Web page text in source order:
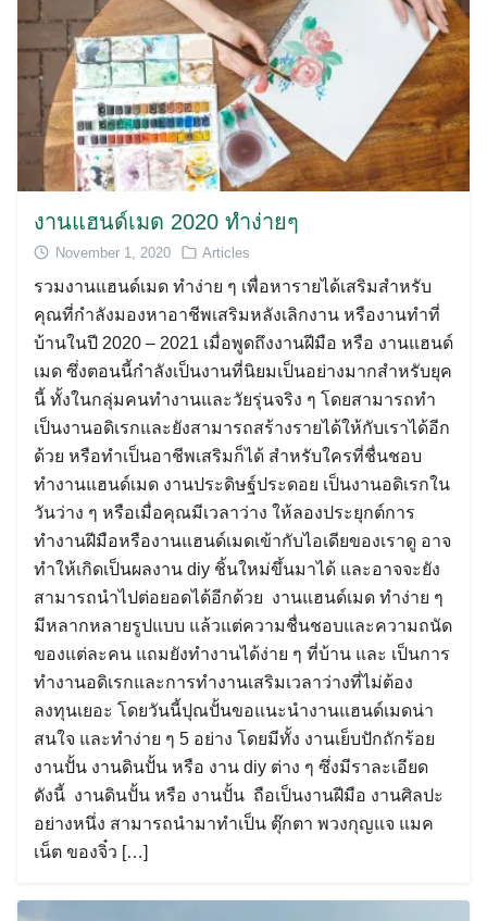
งานแฮนด์เมด 2020 ทำง่ายๆ
November 1, 2020 Articles
รวมงานแฮนด์เมด ทำง่าย ๆ เพื่อหารายได้เสริมสำหรับ
คุณที่กำลังมองหาอาชีพเสริมหลังเลิกงาน หรืองานทำที่
บ้านในปี 2020 – 2021 เมื่อพูดถึงงานฝีมือ หรือ งานแฮนด์
เมด ซึ่งตอนนี้กำลังเป็นงานที่นิยมเป็นอย่างมากสำหรับยุค
นี้ ทั้งในกลุ่มคนทำงานและวัยรุ่นจริง ๆ โดยสามารถทำ
เป็นงานอดิเรกและยังสามารถสร้างรายได้ให้กับเราได้อีก
ด้วย หรือทำเป็นอาชีพเสริมก็ได้ สำหรับใครที่ชื่นชอบ
ทำงานแฮนด์เมด งานประดิษฐ์ประดอย เป็นงานอดิเรกใน
วันว่าง ๆ หรือเมื่อคุณมีเวลาว่าง ให้ลองประยุกต์การ
ทำงานฝีมือหรืองานแฮนด์เมดเข้ากับไอเดียของเราดู อาจ
ทำให้เกิดเป็นผลงาน diy ชิ้นใหม่ขึ้นมาได้ และอาจจะยัง
สามารถนำไปต่อยอดได้อีกด้วย งานแฮนด์เมด ทำง่าย ๆ
มีหลากหลายรูปแบบ แล้วแต่ความชื่นชอบและความถนัด
ของแต่ละคน แถมยังทำงานได้ง่าย ๆ ที่บ้าน และ เป็นการ
ทำงานอดิเรกและการทำงานเสริมเวลาว่างที่ไม่ต้อง
ลงทุนเยอะ โดยวันนี้ปุณปั้นขอแนะนำงานแฮนด์เมดน่า
สนใจ และทำง่าย ๆ 5 อย่าง โดยมีทั้ง งานเย็บปักถักร้อย
งานปั้น งานดินปั้น หรือ งาน diy ต่าง ๆ ซึ่งมีราละเอียด
ดังนี้ งานดินปั้น หรือ งานปั้น ถือเป็นงานฝีมือ งานศิลปะ
อย่างหนึ่ง สามารถนำมาทำเป็น ตุ๊กตา พวงกุญแจ แมค
เน็ต ของจิ๋ว […]